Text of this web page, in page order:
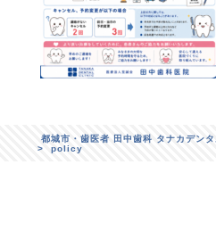
都城市・歯医者 田中歯科 タナカデンタ
>
policy